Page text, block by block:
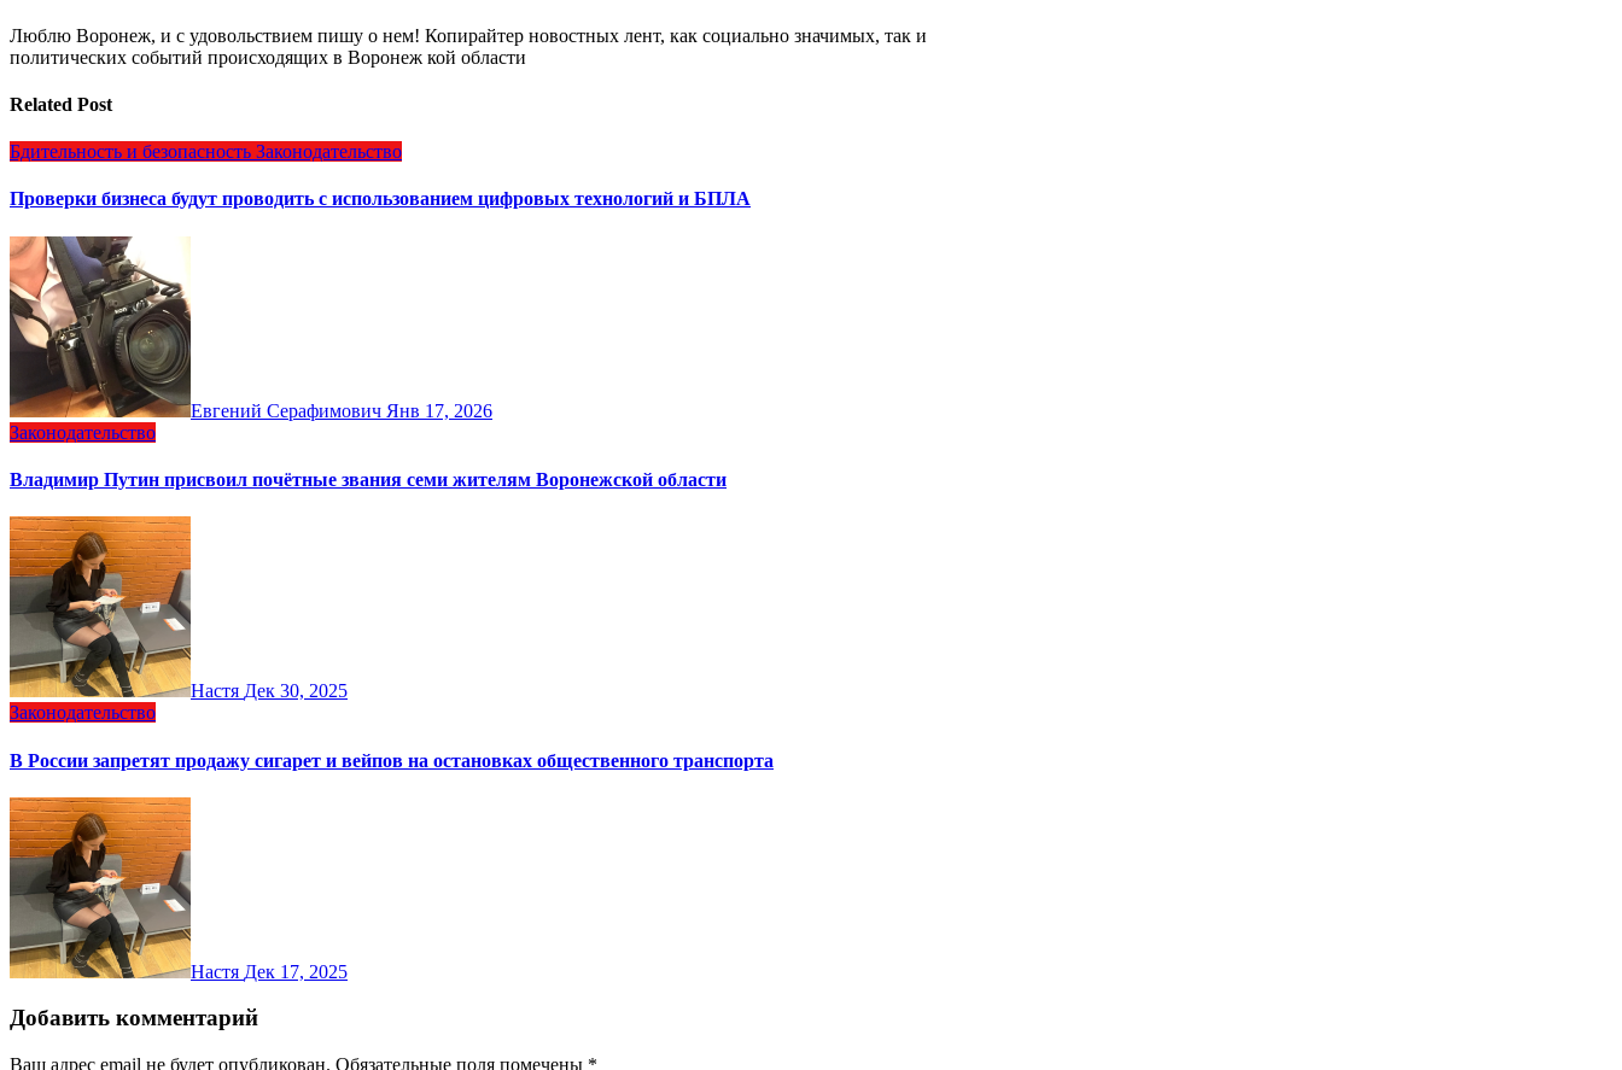
Люблю Воронеж, и с удовольствием пишу о нем! Копирайтер новостных лент, как социально значимых, так и
политических событий происходящих в Воронеж кой области
Related Post
Бдительность и безопасность Законодательство
Проверки бизнеса будут проводить с использованием цифровых технологий и БПЛА
Евгений Серафимович Янв 17, 2026
Законодательство
Владимир Путин присвоил почётные звания семи жителям Воронежской области
Настя Дек 30, 2025
Законодательство
В России запретят продажу сигарет и вейпов на остановках общественного транспорта
Настя Дек 17, 2025
Добавить комментарий
Ваш адрес email не будет опубликован. Обязательные поля помечены *